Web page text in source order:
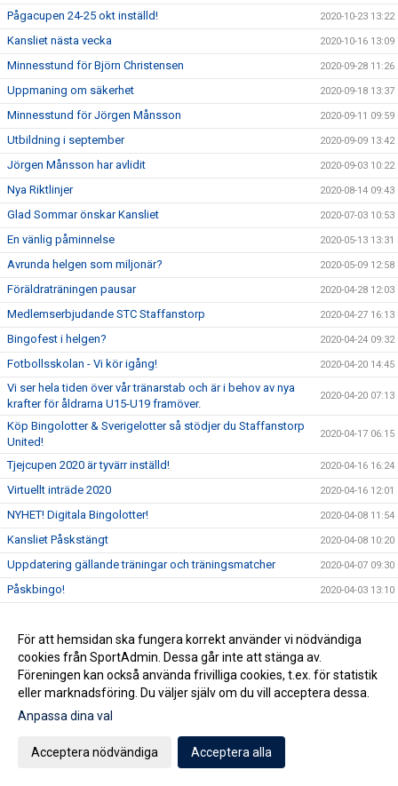
Pågacupen 24-25 okt inställd! 2020-10-23 13:22
Kansliet nästa vecka 2020-10-16 13:09
Minnesstund för Björn Christensen 2020-09-28 11:26
Uppmaning om säkerhet 2020-09-18 13:37
Minnesstund för Jörgen Månsson 2020-09-11 09:59
Utbildning i september 2020-09-09 13:42
Jörgen Månsson har avlidit 2020-09-03 10:22
Nya Riktlinjer 2020-08-14 09:43
Glad Sommar önskar Kansliet 2020-07-03 10:53
En vänlig påminnelse 2020-05-13 13:31
Avrunda helgen som miljonär? 2020-05-09 12:58
Föräldraträningen pausar 2020-04-28 12:03
Medlemserbjudande STC Staffanstorp 2020-04-27 16:13
Bingofest i helgen? 2020-04-24 09:32
Fotbollsskolan - Vi kör igång! 2020-04-20 14:45
Vi ser hela tiden över vår tränarstab och är i behov av nya
krafter för åldrarna U15-U19 framöver.
2020-04-20 07:13
Köp Bingolotter & Sverigelotter så stödjer du Staffanstorp
United!
2020-04-17 06:15
Tjejcupen 2020 är tyvärr inställd! 2020-04-16 16:24
Virtuellt inträde 2020 2020-04-16 12:01
NYHET! Digitala Bingolotter! 2020-04-08 11:54
Kansliet Påskstängt 2020-04-08 10:20
Uppdatering gällande träningar och träningsmatcher 2020-04-07 09:30
Påskbingo! 2020-04-03 13:10
Samtliga matcher ställs in tills vidare 2020-04-02 15:32
Uppdatering gällande aktiviter på Staffansvallen med
hänsyn till covid19
2020-03-14 10:10
Staffansvallen stängs ner tills vidare!
Nu anlitar vi en konsult för att optimera verksamheten
Vårens domarkurser
För att hemsidan ska fungera korrekt använder vi nödvändiga
cookies från SportAdmin. Dessa går inte att stänga av.
Föreningen kan också använda frivilliga cookies, t.ex. för statistik
eller marknadsföring. Du väljer själv om du vill acceptera dessa.
Anpassa dina val
Acceptera nödvändiga Acceptera alla